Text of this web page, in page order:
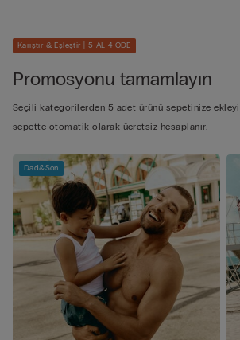
Karıştır & Eşleştir | 5 AL 4 ÖDE
Promosyonu tamamlayın
Seçili kategorilerden 5 adet ürünü sepetinize
sepette otomatik olarak ücretsiz hesaplanır.
Dad&Son